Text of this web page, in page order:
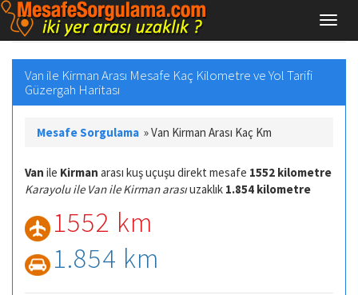
Van ile Kirman Arası Mesafe Kaç Kilometre ve Yol Tarifi
Güzergah Haritası
Mesafe Sorgulama »Van Kirman Arası Kaç Km
Van ile Kirman arası kuş uçuşu direkt mesafe 1552 kilometre
Karayolu ile Van ile Kirman arasıuzaklık 1.854 kilometre
1552 km
1.854 km